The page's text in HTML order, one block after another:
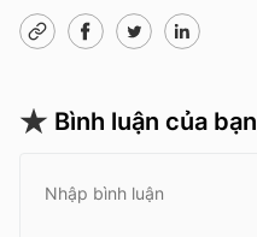
Bình luận của bạn